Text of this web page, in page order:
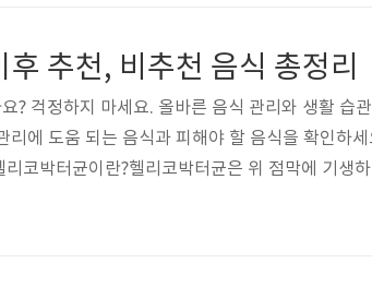
추천, 비추천 음식 총정리
? 걱정하지 마세요. 올바른 음식 관리와 생활 습
리에 도움 되는 음식과 피해야 할 음식을 확인하
코박터균이란?헬리코박터균은 위 점막에 기생
음식이나 물을 통해 전파되며, 우리나라 성인의